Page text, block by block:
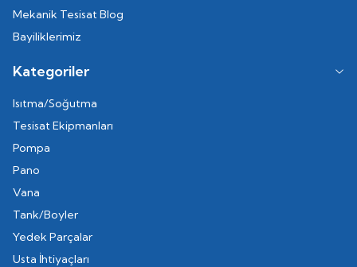
Mekanik Tesisat Blog
Bayiliklerimiz
Kategoriler
Isıtma/Soğutma
Tesisat Ekipmanları
Pompa
Pano
Vana
Tank/Boyler
Yedek Parçalar
Usta İhtiyaçları